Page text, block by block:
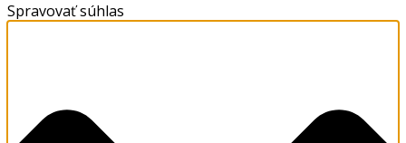
Spravovať súhlas